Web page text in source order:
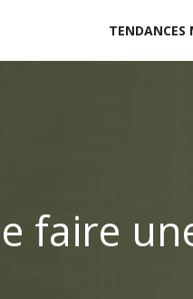
TENDANCES
faire